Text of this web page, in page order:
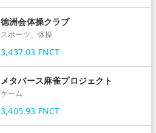
徳洲会体操クラブ
スポーツ、体操
3,437.03 FNCT
メタバース麻雀プロジェクト
ゲーム
3,405.93 FNCT